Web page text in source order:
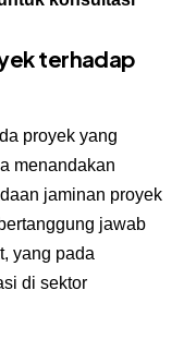
terhadap
proyek yang
menandakan
jaminan proyek
jawab
yang pada
di sektor